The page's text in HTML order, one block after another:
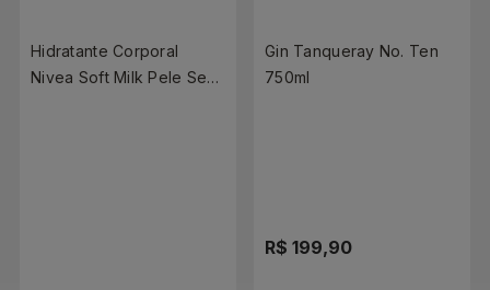
Hidratante Corporal
Nivea Soft Milk Pele Seca
Gin Tanqueray No. Ten
750ml
R$ 199,90